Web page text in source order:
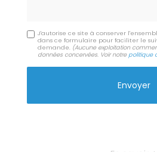
J'autorise ce site à conserver
dans ce formulaire pour faciliter le
demande. (Aucune exploitation
données concervées. Voir notrepolitique